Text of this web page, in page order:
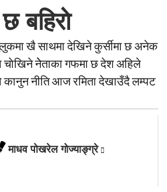
बहिराे
खै साथमा देखिने कुर्सीमा छ अनेक
चाेखिने नेेताका गफमा छ देश अहिले
कानुन नीति आज रमिता देखाउँदै लम्पट
माधव पोखरेल गोज्याङ्ग्रे